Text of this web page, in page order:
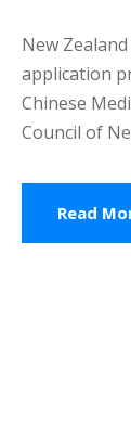
New
application
Chinese
Council of
Read